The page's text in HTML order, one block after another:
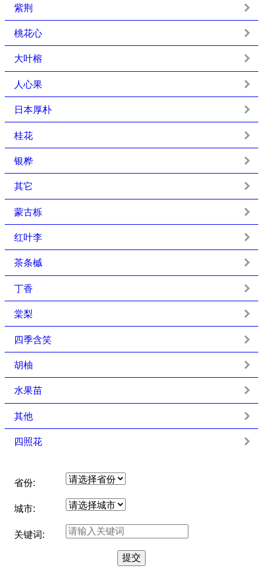
紫荆
桃花心
大叶榕
人心果
日本厚朴
桂花
银桦
其它
蒙古栎
红叶李
茶条槭
丁香
棠梨
四季含笑
胡柚
水果苗
其他
四照花
省份:
城市:
关键词: